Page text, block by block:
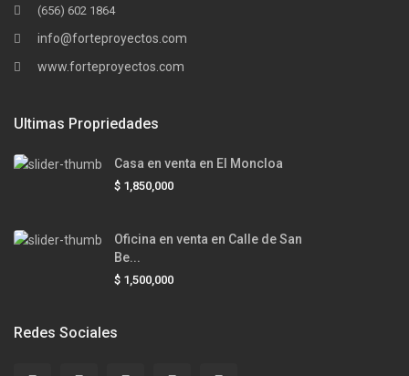
(656) 602 1864
info@forteproyectos.com
www.forteproyectos.com
Ultimas Propriedades
Casa en venta en El Moncloa
$ 1,850,000
Oficina en venta en Calle de San
Be...
$ 1,500,000
Redes Sociales